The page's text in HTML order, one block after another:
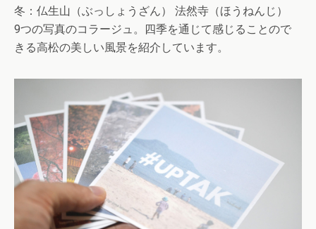
冬：仏生山（ぶっしょうざん） 法然寺（ほうねんじ）
9つの写真のコラージュ。四季を通じて感じることので
きる高松の美しい風景を紹介しています。